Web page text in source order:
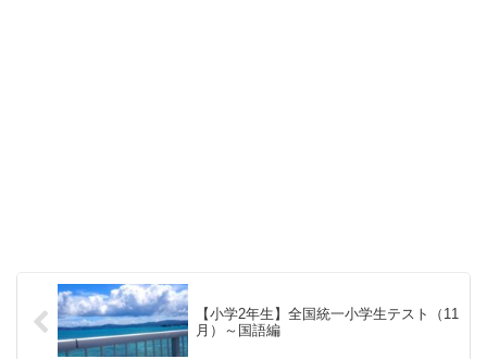
【小学2年生】全国統一小学生テスト（11
月）～国語編